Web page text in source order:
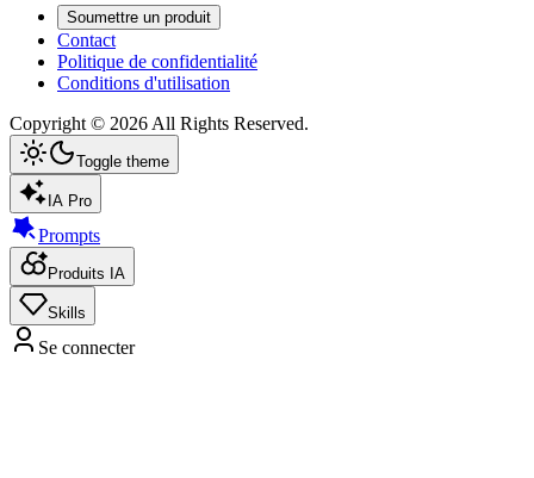
Soumettre un produit
Contact
Politique de confidentialité
Conditions d'utilisation
Copyright © 2026All Rights Reserved.
Toggle theme
IA Pro
Prompts
Produits IA
Skills
Se connecter